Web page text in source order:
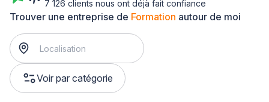
Trouver une entreprise de Formation autour de moi
Voir par catégorie
7 126 clients nous ont déjà fait confiance